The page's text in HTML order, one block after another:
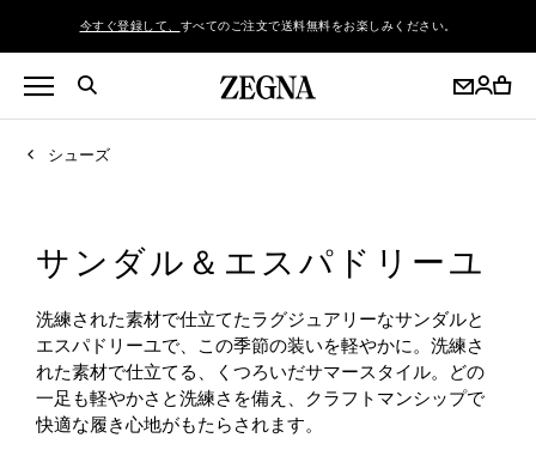
今すぐ登録して、 すべてのご注文で送料無料をお楽しみください。
シューズ
サンダル＆エスパドリーユ
洗練された素材で仕立てたラグジュアリーなサンダルと
エスパドリーユで、この季節の装いを軽やかに。洗練さ
れた素材で仕立てる、くつろいだサマースタイル。どの
一足も軽やかさと洗練さを備え、クラフトマンシップで
快適な履き心地がもたらされます。